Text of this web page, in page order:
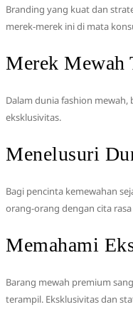
Branding yang kuat dan
merek-merek ini di mata
Merek Mewah
Dalam dunia fashion
eksklusivitas.
Menelusuri
Bagi pencinta kemewahan
orang-orang dengan cita
Memahami
Barang mewah premium
terampil. Eksklusivitas dan